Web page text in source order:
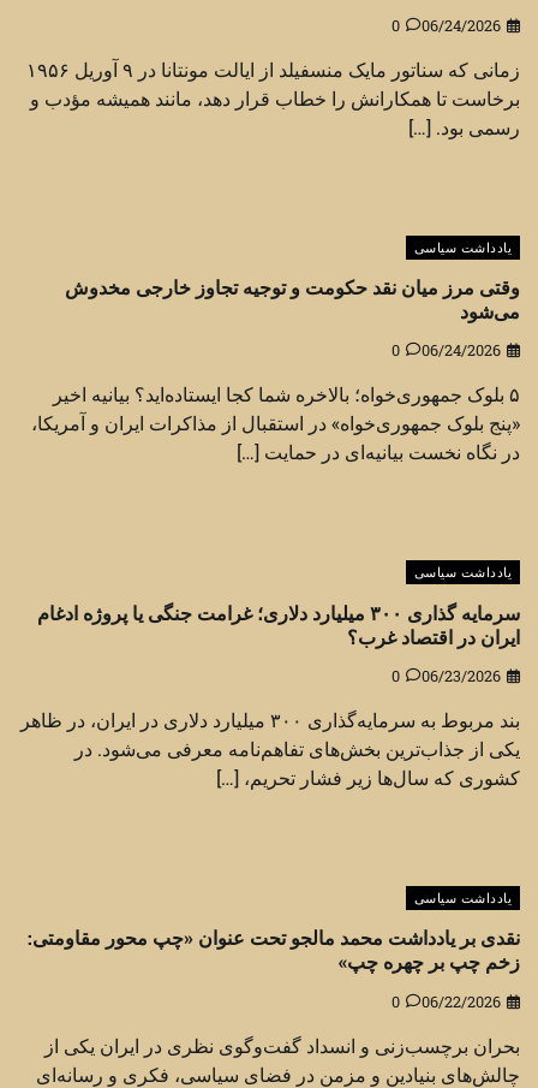
06/24/2026
0
زمانی که سناتور مایک منسفیلد از ایالت مونتانا در ۹ آوریل ۱۹۵۶
برخاست تا همکارانش را خطاب قرار دهد، مانند همیشه مؤدب و
رسمی بود. […]
یادداشت سیاسی
وقتی مرز میان نقد حکومت و توجیه تجاوز خارجی مخدوش
می‌شود
06/24/2026
0
۵ بلوک جمهوری‌خواه؛ بالاخره شما کجا ایستاده‌اید؟ بیانیه اخیر
«پنج بلوک جمهوری‌خواه» در استقبال از مذاکرات ایران و آمریکا،
در نگاه نخست بیانیه‌ای در حمایت […]
یادداشت سیاسی
سرمایه گذاری ۳۰۰ میلیارد دلاری؛ غرامت جنگی یا پروژه ادغام
ایران در اقتصاد غرب؟
06/23/2026
0
بند مربوط به سرمایه‌گذاری ۳۰۰ میلیارد دلاری در ایران، در ظاهر
یکی از جذاب‌ترین بخش‌های تفاهم‌نامه معرفی می‌شود. در
کشوری که سال‌ها زیر فشار تحریم، […]
یادداشت سیاسی
نقدی بر یادداشت محمد مالجو تحت عنوان «چپ محور مقاومتی:
زخم چپ بر چهره چپ»
06/22/2026
0
بحران برچسب‌زنی و انسداد گفت‌وگوی نظری در ایران یکی از
چالش‌های بنیادین و مزمن در فضای سیاسی، فکری و رسانه‌ای